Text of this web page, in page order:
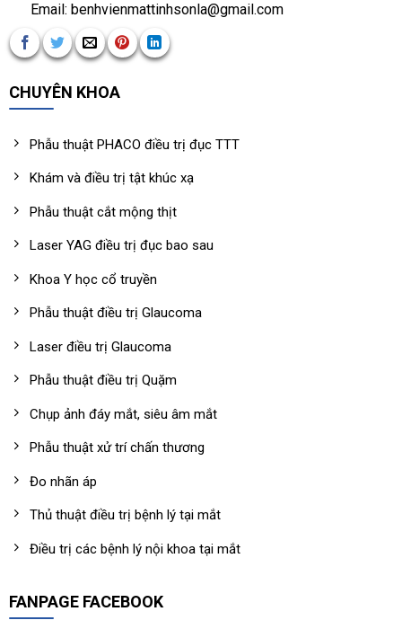
Email: benhvienmattinhsonla@gmail.com
CHUYÊN KHOA
Phẫu thuật PHACO điều trị đục TTT
Khám và điều trị tật khúc xạ
Phẫu thuật cắt mộng thịt
Laser YAG điều trị đục bao sau
Khoa Y học cổ truyền
Phẫu thuật điều trị Glaucoma
Laser điều trị Glaucoma
Phẫu thuật điều trị Quặm
Chụp ảnh đáy mắt, siêu âm mắt
Phẫu thuật xử trí chấn thương
Đo nhãn áp
Thủ thuật điều trị bệnh lý tại mắt
Điều trị các bệnh lý nội khoa tại mắt
FANPAGE FACEBOOK